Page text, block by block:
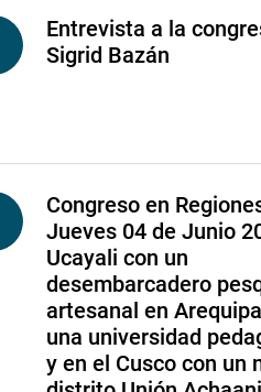
Entrevista a la
Sigrid Bazán
Congreso en
Jueves 04 de Junio
Ucayali con un
desembarcadero
artesanal en
una universidad
y en el Cusco con un